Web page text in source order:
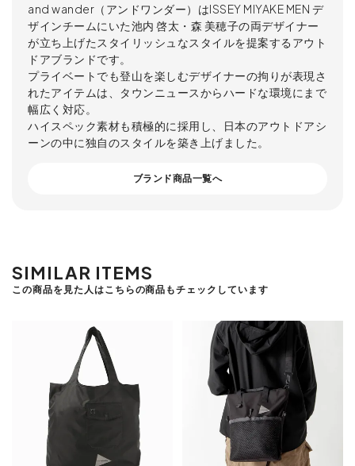
and wander（アンドワンダー）はISSEY MIYAKE MEN デ
ザインチームにいた池内 啓太・森 美穂子の両デザイナー
が立ち上げたスタイリッシュなスタイルを提案するアウト
ドアブランドです。
プライベートでも登山を楽しむデザイナーの拘りが表現さ
れたアイテムは、タウンニュースからハードな環境にまで
幅広く対応。
ハイスペック素材も積極的に採用し、日本のアウトドアシ
ーンの中に独自のスタイルを築き上げました。
ブランド商品一覧へ
SIMILAR ITEMS
この商品を見た人はこちらの商品もチェックしています